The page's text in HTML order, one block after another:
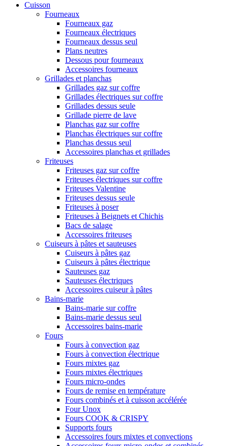
Cuisson
Fourneaux
Fourneaux gaz
Fourneaux électriques
Fourneaux dessus seul
Plans neutres
Dessous pour fourneaux
Accessoires fourneaux
Grillades et planchas
Grillades gaz sur coffre
Grillades électriques sur coffre
Grillades dessus seule
Grillade pierre de lave
Planchas gaz sur coffre
Planchas électriques sur coffre
Planchas dessus seul
Accessoires planchas et grillades
Friteuses
Friteuses gaz sur coffre
Friteuses électriques sur coffre
Friteuses Valentine
Friteuses dessus seule
Friteuses à poser
Friteuses à Beignets et Chichis
Bacs de salage
Accessoires friteuses
Cuiseurs à pâtes et sauteuses
Cuiseurs à pâtes gaz
Cuiseurs à pâtes électrique
Sauteuses gaz
Sauteuses électriques
Accessoires cuiseur à pâtes
Bains-marie
Bains-marie sur coffre
Bains-marie dessus seul
Accessoires bains-marie
Fours
Fours à convection gaz
Fours à convection électrique
Fours mixtes gaz
Fours mixtes électriques
Fours micro-ondes
Fours de remise en température
Fours combinés et à cuisson accélérée
Four Unox
Fours COOK & CRISPY
Supports fours
Accessoires fours mixtes et convections